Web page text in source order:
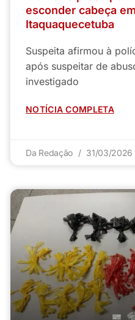
esconder cabeça
Itaquaquecetuba
Suspeita afirmou à
após suspeitar de
investigado
NOTÍCIA COMPLETA
Da Redação 31/03/2026